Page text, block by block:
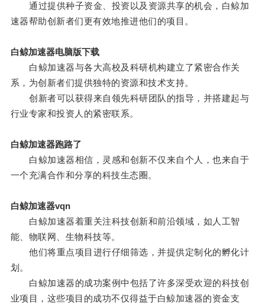
通过提供种子资金、投资以及资源共享的机会，白鲸加
速器帮助创新者们更有效地推进他们的项目。
白鲸加速器电脑版下载
白鲸加速器与各大高校及科研机构建立了紧密合作关
系，为创新者们提供独特的资源和技术支持。
创新者可以获得来自领先科研团队的指导，并搭建起与
行业专家和投资人的紧密联系。
白鲸加速器跑路了
白鲸加速器相信，灵感和创新不仅来自个人，也来自于
一个充满合作和分享的科技生态圈。
白鲸加速器vqn
白鲸加速器着重关注科技创新和前沿领域，如人工智
能、物联网、生物科技等。
他们将重点项目进行仔细筛选，并提供定制化的孵化计
划。
白鲸加速器的成功案例中包括了许多深受欢迎的科技创
业项目，这些项目的成功不仅得益于白鲸加速器的资金支